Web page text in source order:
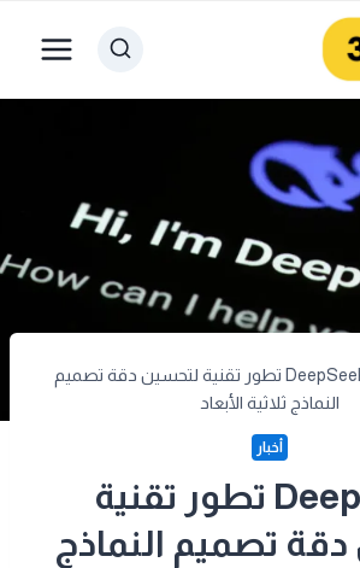
DeepSeek تطور تقنية لتحسين دقة تصميم
النماذج ثلاثية الأبعاد
أخبار
DeepSeek تطور تقنية
تصميم النماذج